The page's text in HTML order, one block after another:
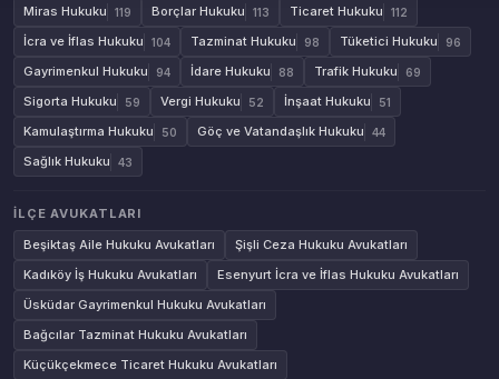
Miras Hukuku 119 Borçlar Hukuku 113 Ticaret Hukuku 112
İcra ve İflas Hukuku 104 Tazminat Hukuku 98 Tüketici Hukuku 96
Gayrimenkul Hukuku 94 İdare Hukuku 88 Trafik Hukuku 69
Sigorta Hukuku 59 Vergi Hukuku 52 İnşaat Hukuku 51
Kamulaştırma Hukuku 50 Göç ve Vatandaşlık Hukuku 44
Sağlık Hukuku 43
İLÇE AVUKATLARI
Beşiktaş Aile Hukuku Avukatları
Şişli Ceza Hukuku Avukatları
Kadıköy İş Hukuku Avukatları
Esenyurt İcra ve İflas Hukuku Avukatları
Üsküdar Gayrimenkul Hukuku Avukatları
Bağcılar Tazminat Hukuku Avukatları
Küçükçekmece Ticaret Hukuku Avukatları